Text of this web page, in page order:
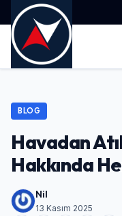
BLOG
Havadan
Hakkında
Nil
13 Kasım 2025